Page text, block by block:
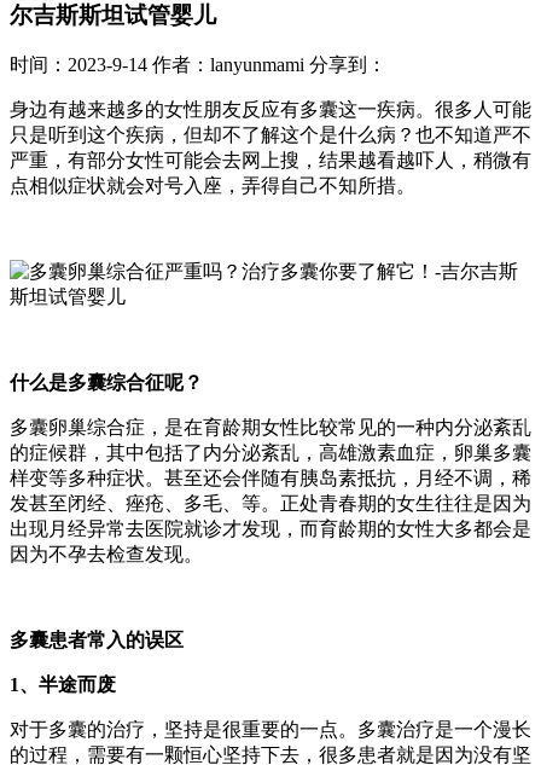
尔吉斯斯坦试管婴儿
时间：2023-9-14 作者：lanyunmami 分享到：
身边有越来越多的女性朋友反应有多囊这一疾病。很多人可能
只是听到这个疾病，但却不了解这个是什么病？也不知道严不
严重，有部分女性可能会去网上搜，结果越看越吓人，稍微有
点相似症状就会对号入座，弄得自己不知所措。
什么是多囊综合征呢？
多囊卵巢综合症，是在育龄期女性比较常见的一种内分泌紊乱
的症候群，其中包括了内分泌紊乱，高雄激素血症，卵巢多囊
样变等多种症状。甚至还会伴随有胰岛素抵抗，月经不调，稀
发甚至闭经、痤疮、多毛、等。正处青春期的女生往往是因为
出现月经异常去医院就诊才发现，而育龄期的女性大多都会是
因为不孕去检查发现。
多囊患者常入的误区
1、半途而废
对于多囊的治疗，坚持是很重要的一点。多囊治疗是一个漫长
的过程，需要有一颗恒心坚持下去，很多患者就是因为没有坚